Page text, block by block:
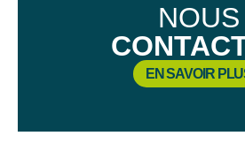
NOUS
EN SAVOIR